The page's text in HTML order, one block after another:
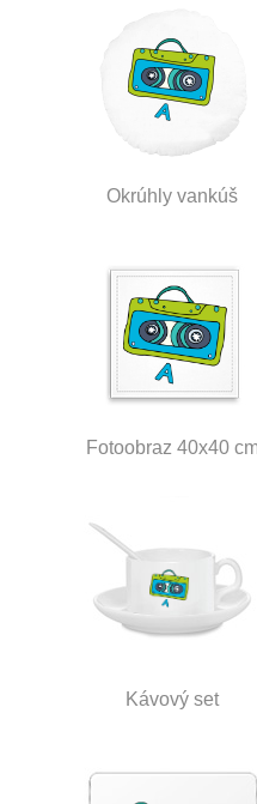
Okrúhly vankúš
Fotoobraz 40x40
Kávový set